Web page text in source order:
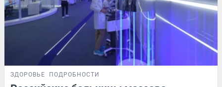
ЗДОРОВЬЕ ПОДРОБНОСТИ